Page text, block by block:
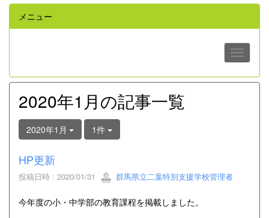
メニュー
2020年1月の記事一覧
2020年1月 1件
HP更新
投稿日時 : 2020/01/31 群馬県立二葉特別支援学校管理者
今年度の小・中学部の教育課程を掲載しました。